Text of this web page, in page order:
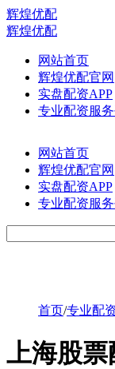
辉煌优配
辉煌优配
网站首页
辉煌优配官网
实盘配资APP
专业配资服
网站首页
辉煌优配官网
实盘配资APP
专业配资服
首页/专业配
上海股